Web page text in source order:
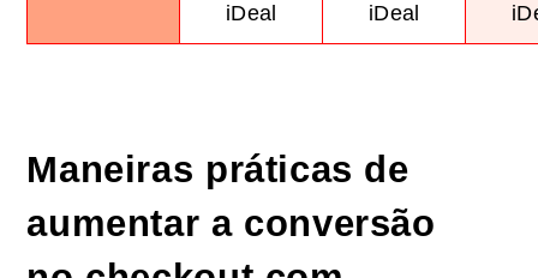
iDeal
iDeal
Maneiras práticas de
aumentar a conversão